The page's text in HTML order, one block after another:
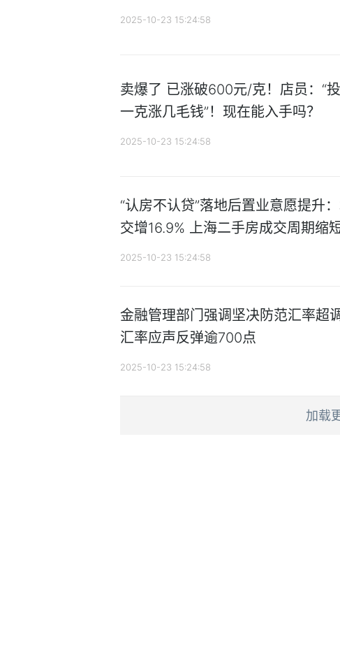
2025-10-23 15:24:58
卖爆了 已涨破600元/克！店员：“
一克涨几毛钱”！现在能入手吗？
2025-10-23 15:24:58
“认房不认贷”落地后置业意愿提升
交增16.9% 上海二手房成交周期缩
2025-10-23 15:24:58
金融管理部门强调坚决防范汇率超
汇率应声反弹逾700点
2025-10-23 15:24:58
加载